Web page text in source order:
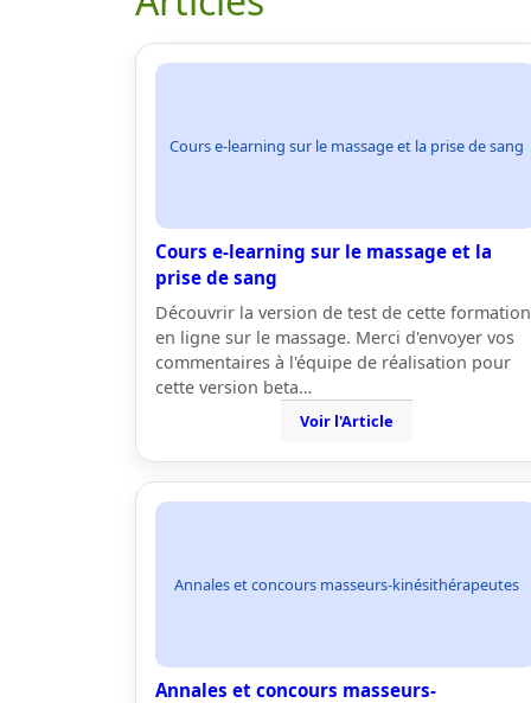
Cours e-learning sur le massage et la prise de sang
Cours e-learning sur le massage et la
prise de sang
Découvrir la version de test de cette formation
en ligne sur le massage. Merci d'envoyer vos
commentaires à l'équipe de réalisation pour
cette version beta…
Voir l'Article
Annales et concours masseurs-kinésithérapeutes
Annales et concours masseurs-